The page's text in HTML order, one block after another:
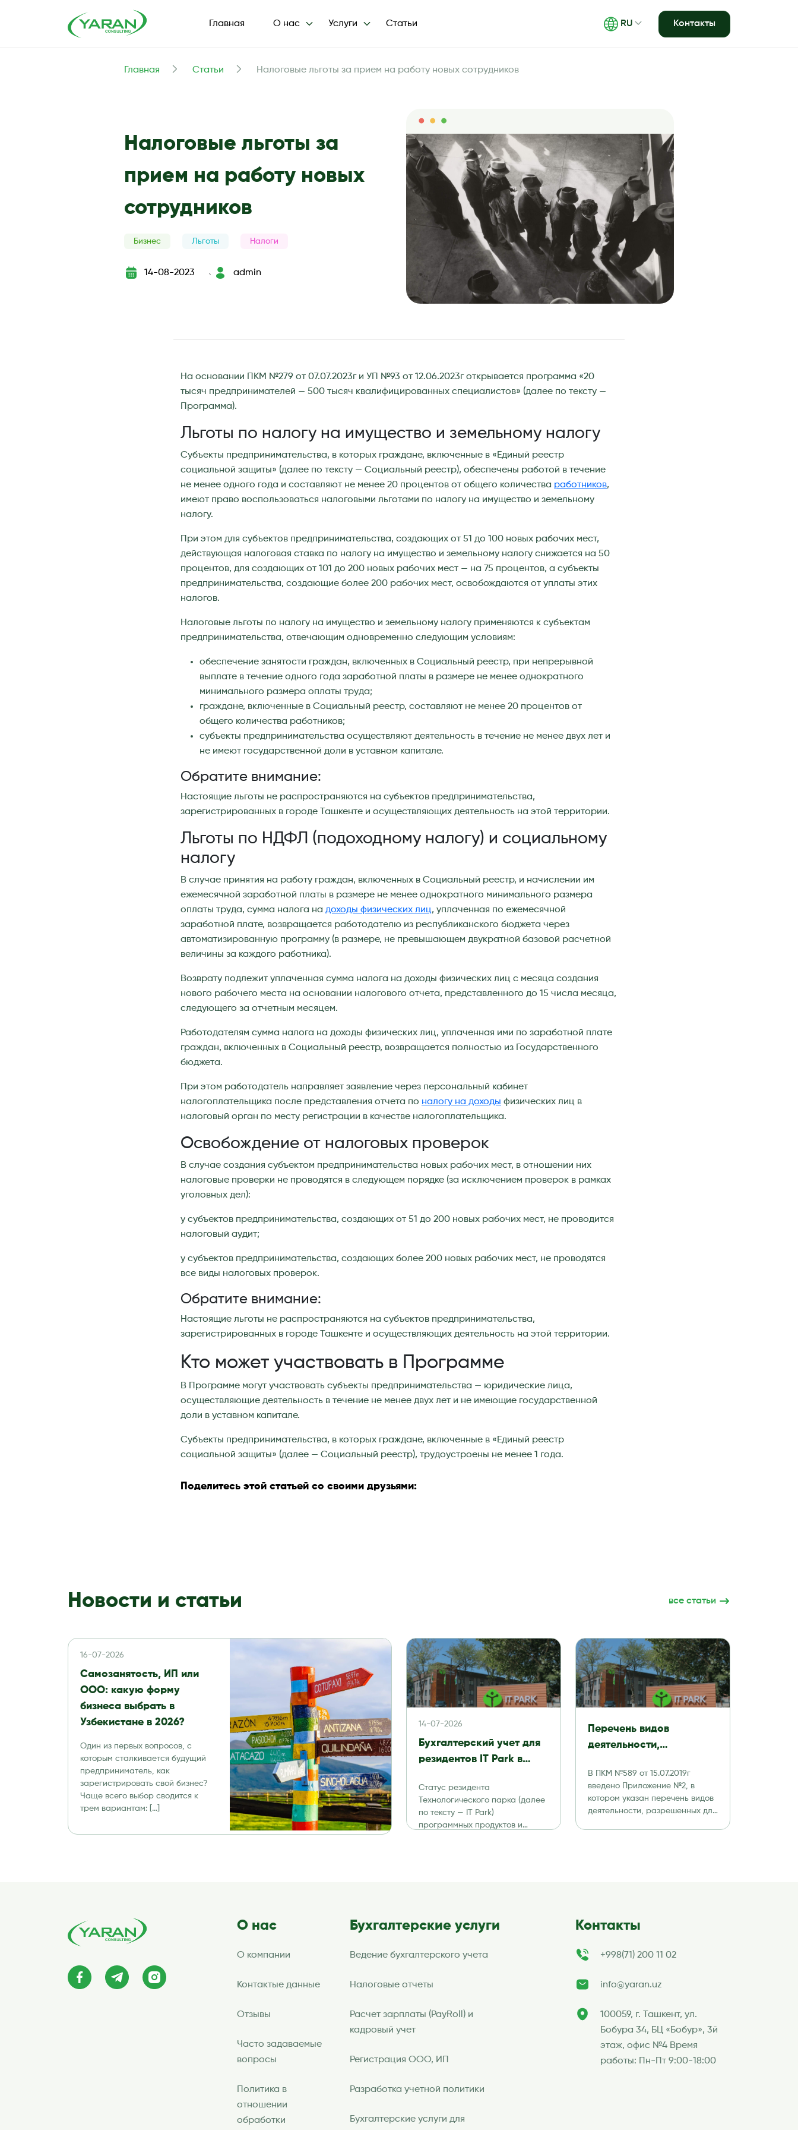
Главная О нас Услуги Статьи RU Контакты
Главная Статьи Налоговые льготы за прием на работу новых сотрудников
Налоговые льготы за
прием на работу новых
сотрудников
Бизнес Льготы Налоги
14-08-2023
`
admin
На основании ПКМ №279 от 07.07.2023г и УП №93 от 12.06.2023г открывается программа «20
тысяч предпринимателей — 500 тысяч квалифицированных специалистов» (далее по тексту —
Программа).
Льготы по налогу на имущество и земельному налогу
Субъекты предпринимательства, в которых граждане, включенные в «Единый реестр
социальной защиты» (далее по тексту — Социальный реестр), обеспечены работой в течение
не менее одного года и составляют не менее 20 процентов от общего количества работников,
имеют право воспользоваться налоговыми льготами по налогу на имущество и земельному
налогу.
При этом для субъектов предпринимательства, создающих от 51 до 100 новых рабочих мест,
действующая налоговая ставка по налогу на имущество и земельному налогу снижается на 50
процентов, для создающих от 101 до 200 новых рабочих мест — на 75 процентов, а субъекты
предпринимательства, создающие более 200 рабочих мест, освобождаются от уплаты этих
налогов.
Налоговые льготы по налогу на имущество и земельному налогу применяются к субъектам
предпринимательства, отвечающим одновременно следующим условиям:
обеспечение занятости граждан, включенных в Социальный реестр, при непрерывной
выплате в течение одного года заработной платы в размере не менее однократного
минимального размера оплаты труда;
граждане, включенные в Социальный реестр, составляют не менее 20 процентов от
общего количества работников;
субъекты предпринимательства осуществляют деятельность в течение не менее двух лет и
не имеют государственной доли в уставном капитале.
Обратите внимание:
Настоящие льготы не распространяются на субъектов предпринимательства,
зарегистрированных в городе Ташкенте и осуществляющих деятельность на этой территории.
Льготы по НДФЛ (подоходному налогу) и социальному
налогу
В случае принятия на работу граждан, включенных в Социальный реестр, и начислении им
ежемесячной заработной платы в размере не менее однократного минимального размера
оплаты труда, сумма налога на доходы физических лиц, уплаченная по ежемесячной
заработной плате, возвращается работодателю из республиканского бюджета через
автоматизированную программу (в размере, не превышающем двукратной базовой расчетной
величины за каждого работника).
Возврату подлежит уплаченная сумма налога на доходы физических лиц с месяца создания
нового рабочего места на основании налогового отчета, представленного до 15 числа месяца,
следующего за отчетным месяцем.
Работодателям сумма налога на доходы физических лиц, уплаченная ими по заработной плате
граждан, включенных в Социальный реестр, возвращается полностью из Государственного
бюджета.
При этом работодатель направляет заявление через персональный кабинет
налогоплательщика после представления отчета по налогу на доходы физических лиц в
налоговый орган по месту регистрации в качестве налогоплательщика.
Освобождение от налоговых проверок
В случае создания субъектом предпринимательства новых рабочих мест, в отношении них
налоговые проверки не проводятся в следующем порядке (за исключением проверок в рамках
уголовных дел):
у субъектов предпринимательства, создающих от 51 до 200 новых рабочих мест, не проводится
налоговый аудит;
у субъектов предпринимательства, создающих более 200 новых рабочих мест, не проводятся
все виды налоговых проверок.
Обратите внимание:
Настоящие льготы не распространяются на субъектов предпринимательства,
зарегистрированных в городе Ташкенте и осуществляющих деятельность на этой территории.
Кто может участвовать в Программе
В Программе могут участвовать субъекты предпринимательства — юридические лица,
осуществляющие деятельность в течение не менее двух лет и не имеющие государственной
доли в уставном капитале.
Субъекты предпринимательства, в которых граждане, включенные в «Единый реестр
социальной защиты» (далее — Социальный реестр), трудоустроены не менее 1 года.
Поделитесь этой статьей со своими друзьями:
Новости и статьи все статьи
16-07-2026
Самозанятость, ИП или
ООО: какую форму
бизнеса выбрать в
Узбекистане в 2026?
Один из первых вопросов, с
которым сталкивается будущий
предприниматель, как
зарегистрировать свой бизнес?
Чаще всего выбор сводится к
трем вариантам: […]
14-07-2026
Бухгалтерский учет для
резидентов IT Park в
налоги, отчетность и
Статус резидента
Технологического парка (далее
по тексту — IT Park)
программных продуктов и
Перечень видов
деятельности,
осуществлению
резидентами
Технологического парка
В ПКМ №589 от 15.07.2019г
введено Приложение №2, в
котором указан перечень видов
деятельности, разрешенных для
О нас
О компании
Контактые данные
Отзывы
Часто задаваемые
вопросы
Политика в
отношении
обработки
Бухгалтерские услуги
Ведение бухгалтерского учета
Налоговые отчеты
Расчет зарплаты (PayRoll) и
кадровый учет
Регистрация ООО, ИП
Разработка учетной политики
Бухгалтерские услуги для
Контакты
+998(71) 200 11 02
info@yaran.uz
100059, г. Ташкент, ул.
Бобура 34, БЦ «Бобур», 3й
этаж, офис №4 Время
работы: Пн-Пт 9:00-18:00